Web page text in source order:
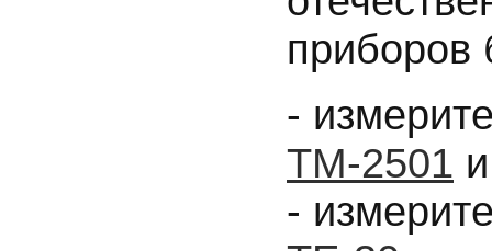
приборов
-
ТМ-2501
-